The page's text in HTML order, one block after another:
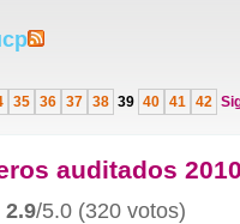
35 36 37 38 39 40 41 42
auditados
2.9/5.0 (320 votos)